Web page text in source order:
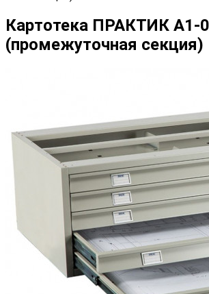
Картотека ПРАКТИК A1-
(промежуточная секция)